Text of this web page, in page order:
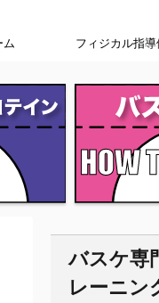
ム フィジカル指導
バスケ専
レーニン